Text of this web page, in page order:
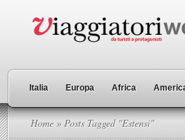
Italia Europa Africa
Home » Posts Tagged "Estensi"